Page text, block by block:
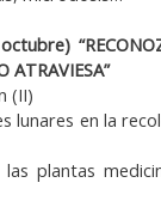
ATRAVIESA”
(II)
lunares en la
plantas